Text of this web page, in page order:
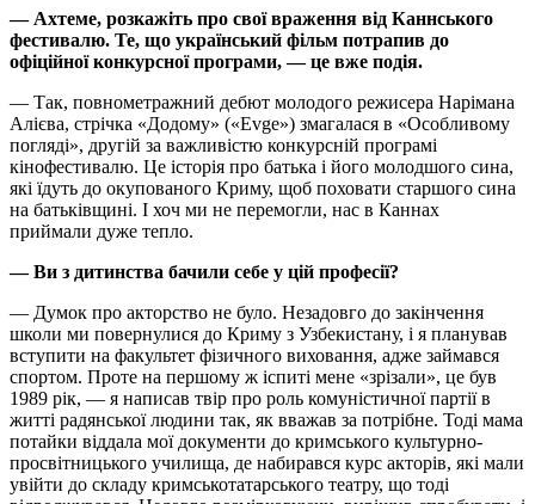
— Ахтеме, розкажіть про свої враження від Каннського
фестивалю. Те, що український фільм потрапив до
офіційної конкурсної програми, — це вже подія.
— Так, повнометражний дебют молодого режисера Нарімана
Алієва, стрічка «Додому» («Evge») змагалася в «Особливому
погляді», другій за важливістю конкурсній програмі
кінофестивалю. Це історія про батька і його молодшого сина,
які їдуть до окупованого Криму, щоб поховати старшого сина
на батьківщині. І хоч ми не перемогли, нас в Каннах
приймали дуже тепло.
— Ви з дитинства бачили себе у цій професії?
— Думок про акторство не було. Незадовго до закінчення
школи ми повернулися до Криму з Узбекистану, і я планував
вступити на факультет фізичного виховання, адже займався
спортом. Проте на першому ж іспиті мене «зрізали», це був
1989 рік, — я написав твір про роль комуністичної партії в
житті радянської людини так, як вважав за потрібне. Тоді мама
потайки віддала мої документи до кримського культурно-
просвітницького училища, де набирався курс акторів, які мали
увійти до складу кримськотатарського театру, що тоді